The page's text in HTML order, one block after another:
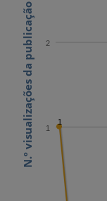
N.º visualizações da publicação 1
1
2